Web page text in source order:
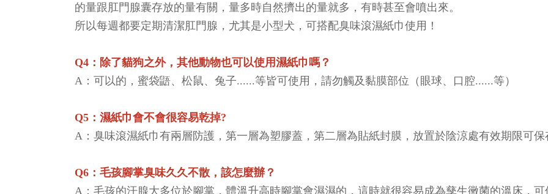
的量跟肛門腺囊存放的量有關，量多時自然擠出的量就多，有時甚至會噴出來。
所以每週都要定期清潔肛門腺，尤其是小型犬，可搭配臭味滾濕紙巾使用！
Q4 ： 除了貓狗之外，其他動物也可以使用濕紙巾嗎？
A：可以的，蜜袋鼯、松鼠、兔子......等皆可使用，請勿觸及黏膜部位（眼球、口腔......等）
Q5 ： 濕紙巾會不會很容易乾掉?
A：臭味滾濕紙巾有兩層防護，第一層為塑膠蓋，第二層為貼紙封膜，放置於陰涼處有效期限可
Q6 ： 毛孩腳掌臭味久久不散，該怎麼辦？
A：毛孩的汗腺大多位於腳掌，體溫升高時腳掌會濕濕的，這時就很容易成為孳生黴菌的溫床，